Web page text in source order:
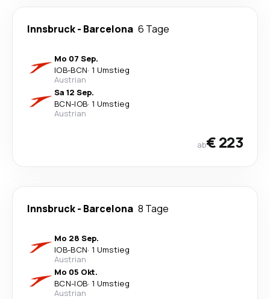
Innsbruck- Barcelona 6 Tage
Mo 07 Sep.
IOB-BCN· 1 Umstieg
Austrian
Sa 12 Sep.
BCN-IOB· 1 Umstieg
Austrian
ab€ 223
Innsbruck- Barcelona 8 Tage
Mo 28 Sep.
IOB-BCN· 1 Umstieg
Austrian
Mo 05 Okt.
BCN-IOB· 1 Umstieg
Austrian